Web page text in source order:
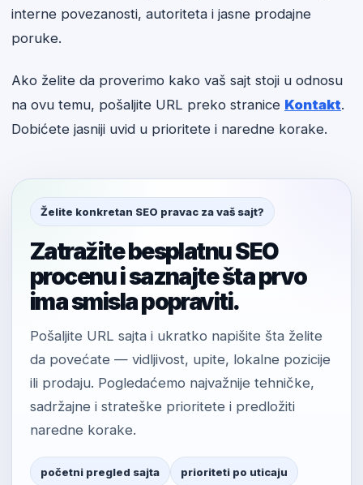
interne povezanosti, autoriteta i jasne prodajne
poruke.
Ako želite da proverimo kako vaš sajt stoji u odnosu
na ovu temu, pošaljite URL preko stranice Kontakt.
Dobićete jasniji uvid u prioritete i naredne korake.
Želite konkretan SEO pravac za vaš sajt?
Zatražite besplatnu SEO
procenu i saznajte šta prvo
ima smisla popraviti.
Pošaljite URL sajta i ukratko napišite šta želite
da povećate — vidljivost, upite, lokalne pozicije
ili prodaju. Pogledaćemo najvažnije tehničke,
sadržajne i strateške prioritete i predložiti
naredne korake.
početni pregled sajta prioriteti po uticaju